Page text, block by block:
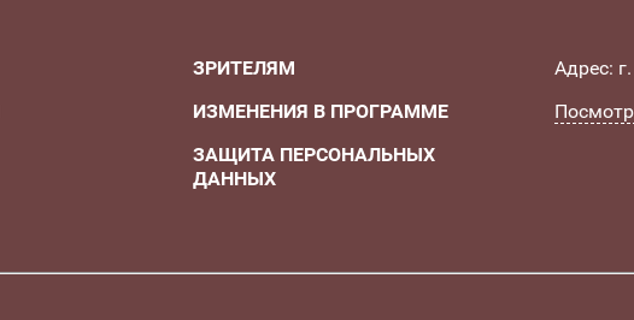
ЗРИТЕЛЯМ
ИЗМЕНЕНИЯ В ПРОГРАММЕ
ЗАЩИТА ПЕРСОНАЛЬНЫХ
ДАННЫХ
Адрес: